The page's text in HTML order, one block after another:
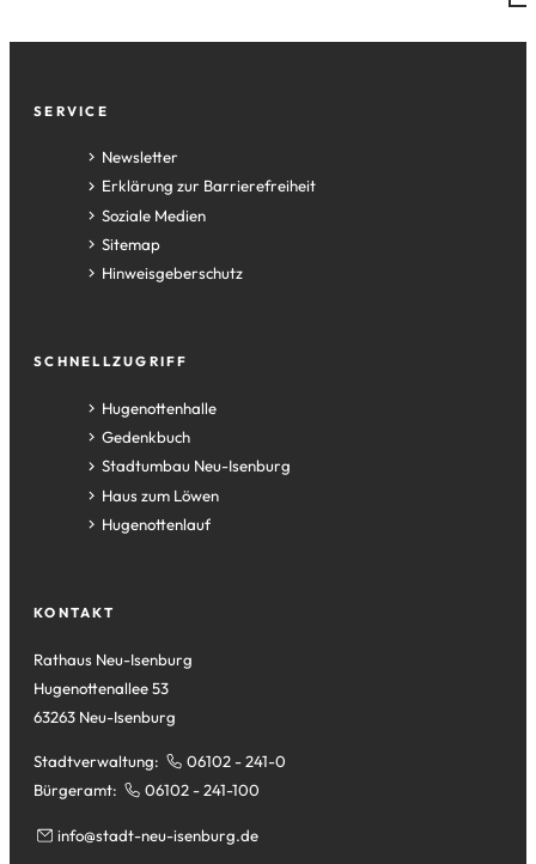
Fußzeile
SERVICE
Newsletter
Erklärung zur Barrierefreiheit
Soziale Medien
Sitemap
Hinweisgeberschutz
SCHNELLZUGRIFF
Hugenottenhalle
(Öffnet
in
einem
neuen
Tab)
Gedenkbuch
(Öffnet
in
einem
neuen
Stadtumbau Neu-Isenburg
(Öffnet
in
einem
Haus zum Löwen
(Öffnet
in
Tab)
Hugenottenlauf
(Öffnet
neuen
KONTAKT
Rathaus Neu-Isenburg
Hugenottenallee 53
63263 Neu-Isenburg
Stadtverwaltung:
06102 - 241-0
Bürgeramt:
06102 - 241-100
info stadt-neu-isenburg de